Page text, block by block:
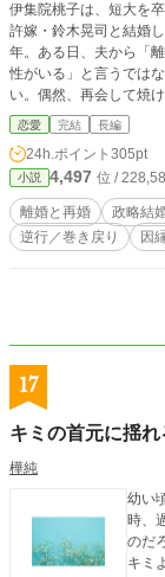
伊集院桃子は、短大を
許嫁・鈴木晃司と結婚
年。ある日、夫から「
性がいる」と言うでは
い。偶然、再会して焼
こ半年様子がおかしか
と結婚生活を持続させ
結婚を果たした晃司は
桃子が素直に離婚に応じたのかを。 12/1から巻き
した。
恋愛 完結 長編
24h.ポイント 305pt
小説 4,497 位 /
離婚と再婚 政略結
逆行／巻き戻り
因
17
キミの首元に揺
樺純
幼い
時、
のだ
キミ